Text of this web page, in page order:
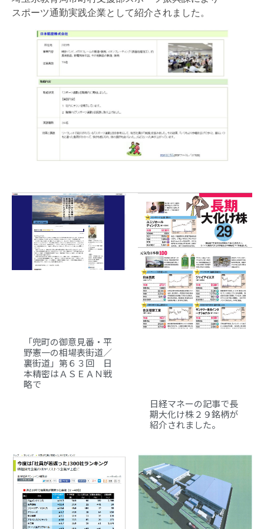
スポーツ通勤実践企業として紹介されました。
「兜町の御意見番・平
野憲一の相場表街道／
裏街道」第６３回 日
本精密はＡＳＥＡＮ戦
略で
日経マネーの記事で長
期大化け株２９銘柄が
紹介されました。